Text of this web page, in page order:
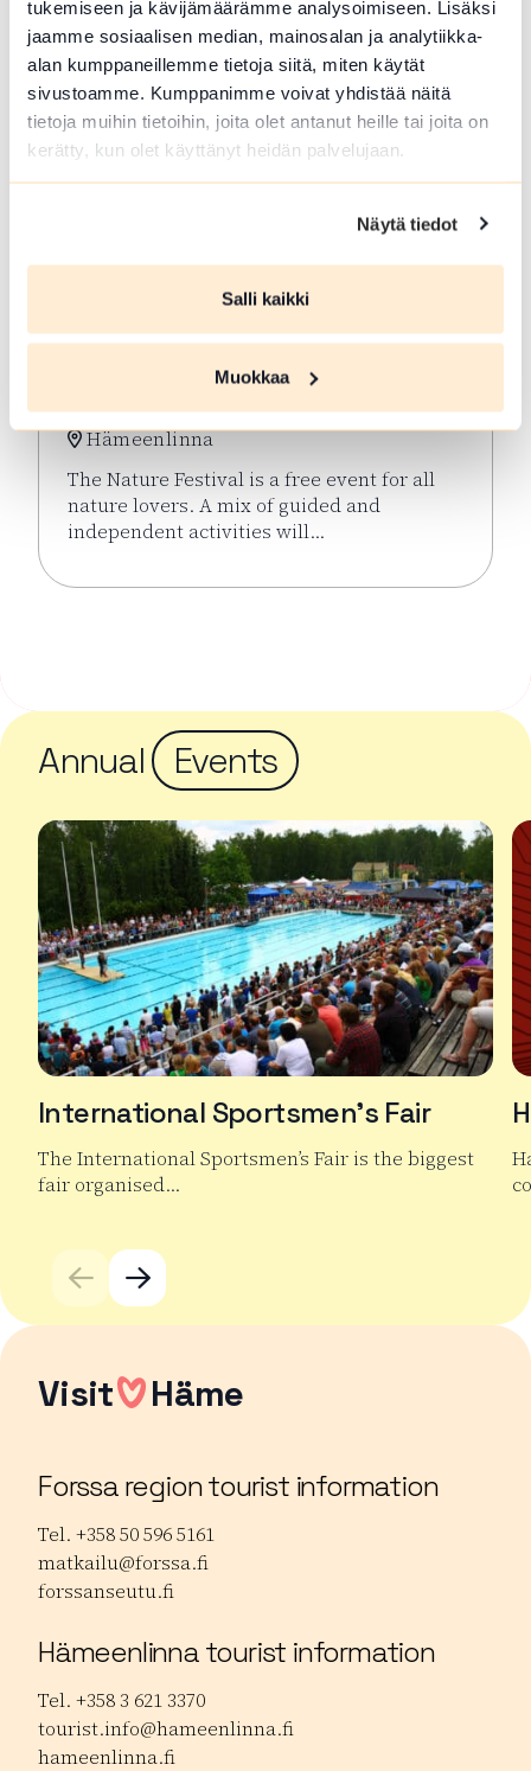
tukemiseen ja kävijämäärämme analysoimiseen. Lisäksi
jaamme sosiaalisen median, mainosalan ja analytiikka-
alan kumppaneillemme tietoja siitä, miten käytät
sivustoamme. Kumppanimme voivat yhdistää näitä
tietoja muihin tietoihin, joita olet antanut heille tai joita on
kerätty, kun olet käyttänyt heidän palvelujaan.
Näytä tiedot
Salli kaikki
Muokkaa
AUG 29 2026
Nature Festival
Hämeenlinna
The Nature Festival is a free event for all
nature lovers. A mix of guided and
independent activities will…
Annual Events
International Sportsmen’s Fair
The International Sportsmen’s Fair is the biggest
fair organised…
Visit Häme
Forssa region tourist information
Tel. +358 50 596 5161
matkailu@forssa.fi
forssanseutu.fi
Hämeenlinna tourist information
Tel. +358 3 621 3370
tourist.info@hameenlinna.fi
hameenlinna.fi